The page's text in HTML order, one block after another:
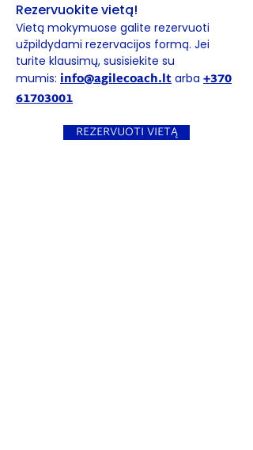
Rezervuokite vietą!
Vietą mokymuose galite rezervuoti
užpildydami rezervacijos formą. Jei
turite klausimų, susisiekite su
mumis: info@agilecoach.lt arba +370
61703001
REZERVUOTI VIETĄ